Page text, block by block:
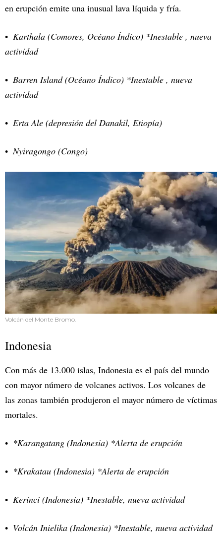
en erupción emite una inusual lava líquida y fría.
Karthala (Comores, Océano Índico) *Inestable , nueva
actividad
Barren Island (Océano Índico) *Inestable , nueva
actividad
Erta Ale (depresión del Danakil, Etiopía)
Nyiragongo (Congo)
Volcán del Monte Bromo.
Indonesia
Con más de 13.000 islas, Indonesia es el país del mundo
con mayor número de volcanes activos. Los volcanes de
las zonas también produjeron el mayor número de víctimas
mortales.
*Karangatang (Indonesia) *Alerta de erupción
*Krakatau (Indonesia) *Alerta de erupción
Kerinci (Indonesia) *Inestable, nueva actividad
Volcán Inielika (Indonesia) *Inestable, nueva actividad